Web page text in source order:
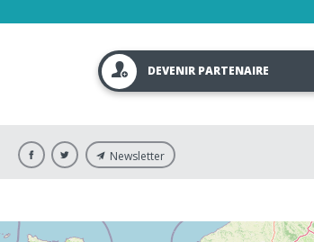
DEVENIR PARTENAIRE
Newsletter